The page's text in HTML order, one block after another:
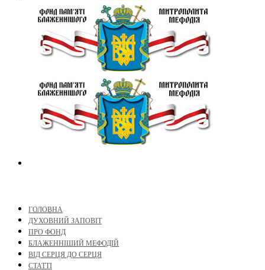
ГОЛОВНА
ДУХОВНИЙ ЗАПОВІТ
ПРО ФОНД
БЛАЖЕННІШИЙ МЕФОДІЙ
ВІД СЕРЦЯ ДО СЕРЦЯ
СТАТТІ